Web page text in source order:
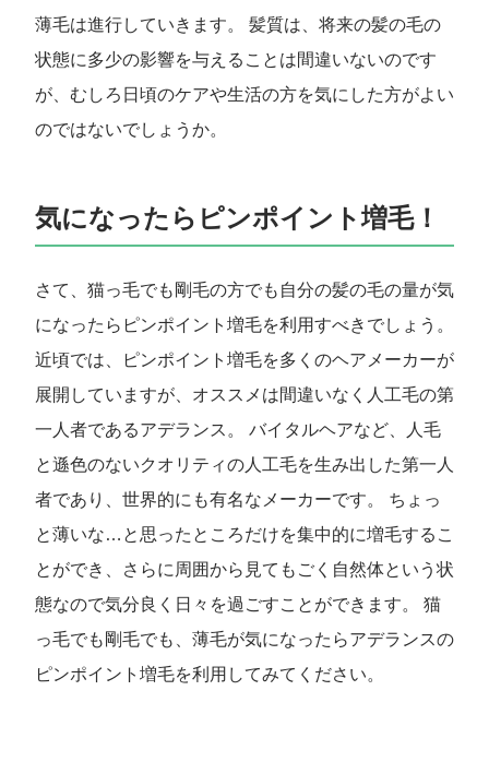
薄毛は進行していきます。 髪質は、将来の髪の毛の
状態に多少の影響を与えることは間違いないのです
が、むしろ日頃のケアや生活の方を気にした方がよい
のではないでしょうか。
気になったらピンポイント増毛！
さて、猫っ毛でも剛毛の方でも自分の髪の毛の量が気
になったらピンポイント増毛を利用すべきでしょう。
近頃では、ピンポイント増毛を多くのヘアメーカーが
展開していますが、オススメは間違いなく人工毛の第
一人者であるアデランス。 バイタルヘアなど、人毛
と遜色のないクオリティの人工毛を生み出した第一人
者であり、世界的にも有名なメーカーです。 ちょっ
と薄いな…と思ったところだけを集中的に増毛するこ
とができ、さらに周囲から見てもごく自然体という状
態なので気分良く日々を過ごすことができます。 猫
っ毛でも剛毛でも、薄毛が気になったらアデランスの
ピンポイント増毛を利用してみてください。